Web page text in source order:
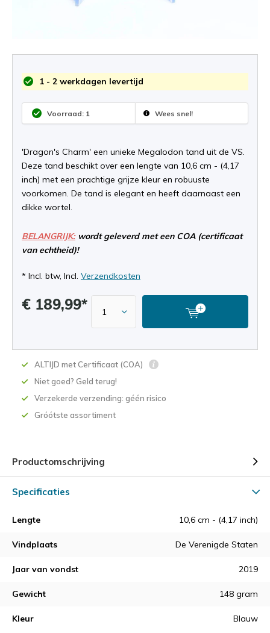
1 - 2 werkdagen levertijd
Voorraad: 1 Wees snel!
'Dragon's Charm' een unieke Megalodon tand uit de VS.
Deze tand beschikt over een lengte van 10,6 cm - (4,17
inch) met een prachtige grijze kleur en robuuste
voorkomen. De tand is elegant en heeft daarnaast een
dikke wortel.
BELANGRIJK:wordt geleverd met een COA (certificaat
van echtheid)!
* Incl. btw, Incl. Verzendkosten
€ 189,99*
ALTIJD met Certificaat (COA)
Niet goed? Geld terug!
Verzekerde verzending: géén risico
Gróótste assortiment
Productomschrijving
Specificaties
Lengte 10,6 cm - (4,17 inch)
Vindplaats De Verenigde Staten
Jaar van vondst 2019
Gewicht 148 gram
Kleur Blauw